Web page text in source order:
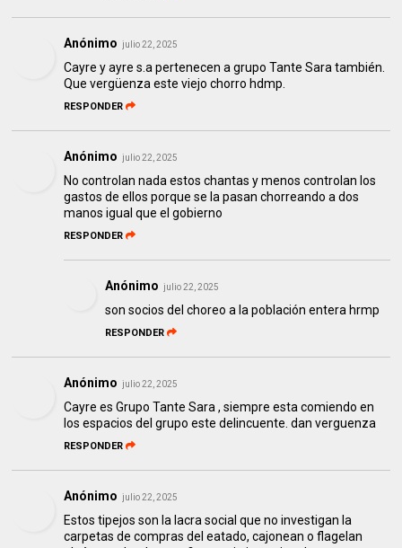
Anónimo julio 22, 2025
Cayre y ayre s.a pertenecen a grupo Tante Sara también.
Que vergüenza este viejo chorro hdmp.
RESPONDER
Anónimo julio 22, 2025
No controlan nada estos chantas y menos controlan los
gastos de ellos porque se la pasan chorreando a dos
manos igual que el gobierno
RESPONDER
Anónimo julio 22, 2025
son socios del choreo a la población entera hrmp
RESPONDER
Anónimo julio 22, 2025
Cayre es Grupo Tante Sara , siempre esta comiendo en
los espacios del grupo este delincuente. dan verguenza
RESPONDER
Anónimo julio 22, 2025
Estos tipejos son la lacra social que no investigan la
carpetas de compras del eatado, cajonean o flagelan